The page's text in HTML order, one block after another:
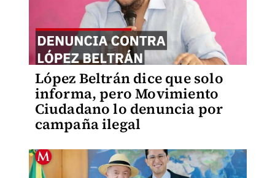
López Beltrán dice que solo
informa, pero Movimiento
Ciudadano lo denuncia por
campaña ilegal